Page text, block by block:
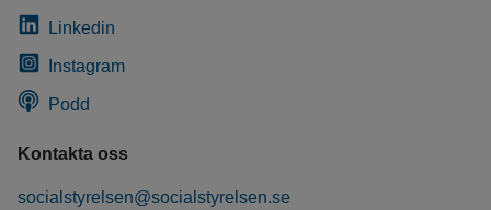
Linkedin
Instagram
Podd
Kontakta oss
socialstyrelsen@socialstyrelsen.se